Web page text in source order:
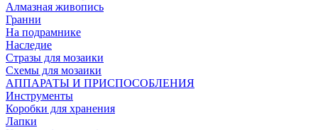
Алмазная живопись
Гранни
На подрамнике
Наследие
Стразы для мозаики
Схемы для мозаики
АППАРАТЫ И ПРИСПОСОБЛЕНИЯ
Инструменты
Коробки для хранения
Лапки